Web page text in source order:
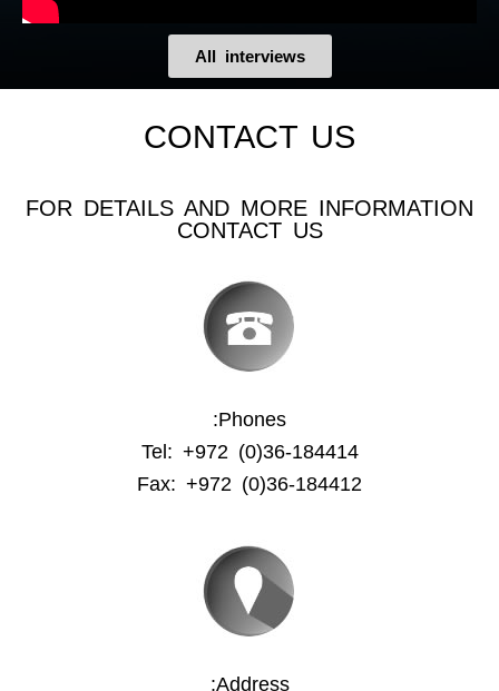
All interviews
CONTACT US
FOR DETAILS AND MORE INFORMATION
CONTACT US
Phones:
Tel: +972 (0)36-184414
Fax: +972 (0)36-184412
Address: